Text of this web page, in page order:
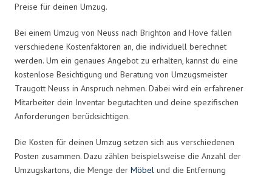
Preise für deinen Umzug.
Bei einem Umzug von Neuss nach Brighton and Hove fallen
verschiedene Kostenfaktoren an, die individuell berechnet
werden. Um ein genaues Angebot zu erhalten, kannst du eine
kostenlose Besichtigung und Beratung von Umzugsmeister
Traugott Neuss in Anspruch nehmen. Dabei wird ein erfahrener
Mitarbeiter dein Inventar begutachten und deine spezifischen
Anforderungen berücksichtigen.
Die Kosten für deinen Umzug setzen sich aus verschiedenen
Posten zusammen. Dazu zählen beispielsweise die Anzahl der
Umzugskartons, die Menge der Möbel und die Entfernung